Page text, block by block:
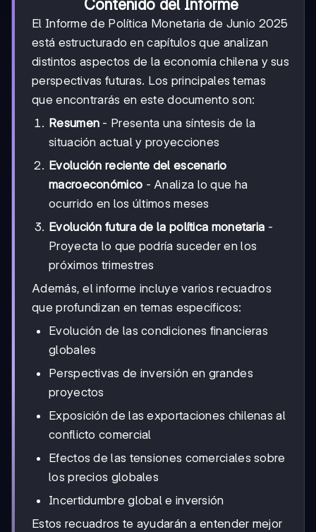
Contenido del Informe
El Informe de Política Monetaria de Junio 2025
está estructurado en capítulos que analizan
distintos aspectos de la economía chilena y sus
perspectivas futuras. Los principales temas
que encontrarás en este documento son:
Resumen - Presenta una síntesis de la
situación actual y proyecciones
Evolución reciente del escenario
macroeconómico - Analiza lo que ha
ocurrido en los últimos meses
Evolución futura de la política monetaria -
Proyecta lo que podría suceder en los
próximos trimestres
Además, el informe incluye varios recuadros
que profundizan en temas específicos:
Evolución de las condiciones financieras
globales
Perspectivas de inversión en grandes
proyectos
Exposición de las exportaciones chilenas al
conflicto comercial
Efectos de las tensiones comerciales sobre
los precios globales
Incertidumbre global e inversión
Estos recuadros te ayudarán a entender mejor